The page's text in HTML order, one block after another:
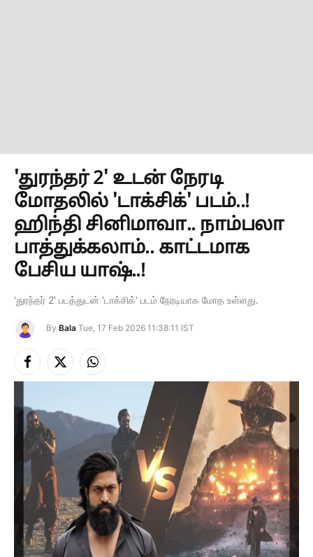
'துரந்தர் 2' உடன் நேரடி
மோதலில் 'டாக்சிக்' படம்..!
ஹிந்தி சினிமாவா.. நாம்பலா
பாத்துக்கலாம்.. காட்டமாக
பேசிய யாஷ்..!
'துரந்தர் 2' படத்துடன் 'டாக்சிக்' படம் நேரடியாக மோத உள்ளது.
By Bala Tue, 17 Feb 2026 11:38:11 IST
Facebook
X
(Twitter)
Instagram